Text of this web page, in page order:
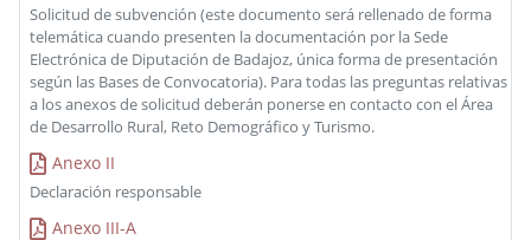
Solicitud de subvención (este documento será rellenado de forma
telemática cuando presenten la documentación por la Sede
Electrónica de Diputación de Badajoz, única forma de presentación
según las Bases de Convocatoria). Para todas las preguntas relativas
a los anexos de solicitud deberán ponerse en contacto con el Área
de Desarrollo Rural, Reto Demográfico y Turismo.
Anexo II
Declaración responsable
Anexo III-A